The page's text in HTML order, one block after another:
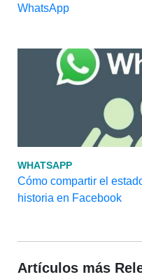
WhatsApp
WHATSAPP
Cómo compartir el
historia en Facebook
Artículos más